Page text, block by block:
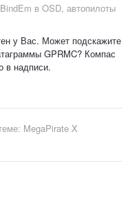
в OSD, автопилоты
у Вас. Может подскажите
GPRMC? Компас
в надписи.
MegaPirate X